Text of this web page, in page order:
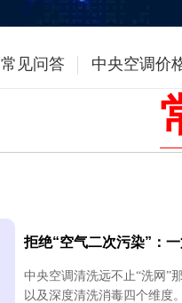
常见问答 中央空调价
拒绝“空气二次污染”：
中央空调清洗远不止“洗网”
以及深度清洗消毒四个维度